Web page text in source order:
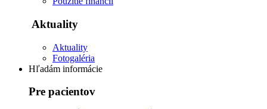
Aktuality
Aktuality
Fotogaléria
Hľadám informácie
Pre pacientov